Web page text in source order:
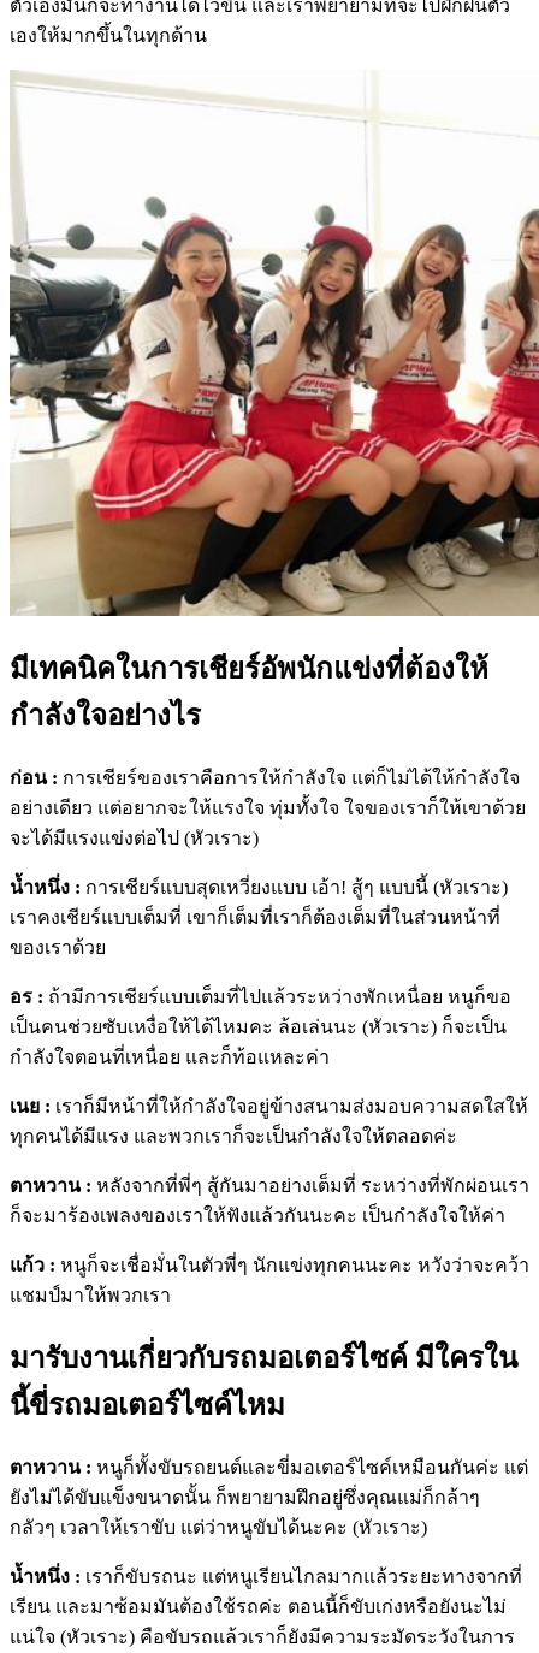
ตัวเองมันก็จะทำงานได้ไวขึ้น และเราพยายามที่จะไปฝึกฝนตัว
เองให้มากขึ้นในทุกด้าน
มีเทคนิคในการเชียร์อัพนักแข่งที่ต้องให้
กำลังใจอย่างไร
ก่อน : การเชียร์ของเราคือการให้กำลังใจ แต่ก็ไม่ได้ให้กำลังใจ
อย่างเดียว แต่อยากจะให้แรงใจ ทุ่มทั้งใจ ใจของเราก็ให้เขาด้วย
จะได้มีแรงแข่งต่อไป (หัวเราะ)
น้ำหนึ่ง : การเชียร์แบบสุดเหวี่ยงแบบ เอ้า! สู้ๆ แบบนี้ (หัวเราะ)
เราคงเชียร์แบบเต็มที่ เขาก็เต็มที่เราก็ต้องเต็มที่ในส่วนหน้าที่
ของเราด้วย
อร : ถ้ามีการเชียร์แบบเต็มที่ไปแล้วระหว่างพักเหนื่อย หนูก็ขอ
เป็นคนช่วยซับเหงื่อให้ได้ไหมคะ ล้อเล่นนะ (หัวเราะ) ก็จะเป็น
กำลังใจตอนที่เหนื่อย และก็ท้อแหละค่า
เนย : เราก็มีหน้าที่ให้กำลังใจอยู่ข้างสนามส่งมอบความสดใสให้
ทุกคนได้มีแรง และพวกเราก็จะเป็นกำลังใจให้ตลอดค่ะ
ตาหวาน : หลังจากที่พี่ๆ สู้กันมาอย่างเต็มที่ ระหว่างที่พักผ่อนเรา
ก็จะมาร้องเพลงของเราให้ฟังแล้วกันนะคะ เป็นกำลังใจให้ค่า
แก้ว : หนูก็จะเชื่อมั่นในตัวพี่ๆ นักแข่งทุกคนนะคะ หวังว่าจะคว้า
แชมป์มาให้พวกเรา
มารับงานเกี่ยวกับรถมอเตอร์ไซค์ มีใครใน
นี้ขี่รถมอเตอร์ไซค์ไหม
ตาหวาน : หนูก็ทั้งขับรถยนต์และขี่มอเตอร์ไซค์เหมือนกันค่ะ แต่
ยังไม่ได้ขับแข็งขนาดนั้น ก็พยายามฝึกอยู่ซึ่งคุณแม่ก็กล้าๆ
กลัวๆ เวลาให้เราขับ แต่ว่าหนูขับได้นะคะ (หัวเราะ)
น้ำหนึ่ง : เราก็ขับรถนะ แต่หนูเรียนไกลมากแล้วระยะทางจากที่
เรียน และมาซ้อมมันต้องใช้รถค่ะ ตอนนี้ก็ขับเก่งหรือยังนะไม่
แน่ใจ (หัวเราะ) คือขับรถแล้วเราก็ยังมีความระมัดระวังในการ